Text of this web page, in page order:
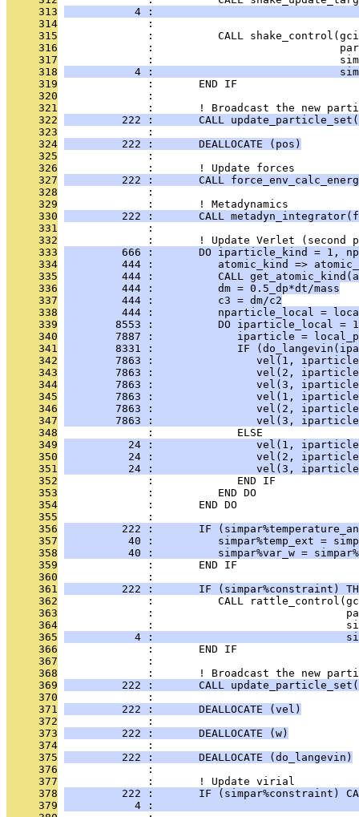
     313
4 :
     314
              :
     315
:          CALL
     316
:
     317
:
     318
4 :
     319
              :       END IF
     320
              :
     321
:       ! Broadcast the new
     322
222 :       CALL
     323
              :
     324
         222 :       DEALLOCATE (pos)
     325
              :
     326
              :       ! Update forces
     327
222 :       CALL
     328
              :
     329
              :       ! Metadynamics
     330
222 :       CALL
     331
              :
     332
:       ! Update Verlet (second
     333
666 :       DO iparticle_kind = 1,
     334
444 :          atomic_kind =>
     335
444 :          CALL
     336
         444 :          dm = 0.5_dp*dt/mass
     337
         444 :          c3 = dm/c2
     338
444 :          nparticle_local =
     339
8553 :          DO iparticle_local =
     340
7887 :             iparticle =
     341
8331 :             IF
     342
7863 :                vel(1,
     343
7863 :                vel(2,
     344
7863 :                vel(3,
     345
7863 :                vel(1,
     346
7863 :                vel(2,
     347
7863 :                vel(3,
     348
              :             ELSE
     349
24 :                vel(1,
     350
24 :                vel(2,
     351
24 :                vel(3,
     352
              :             END IF
     353
              :          END DO
     354
              :       END DO
     355
              :
     356
222 :       IF
     357
40 :          simpar%temp_ext =
     358
40 :          simpar%var_w =
     359
              :       END IF
     360
              :
     361
222 :       IF (simpar%constraint)
     362
:          CALL
     363
:
     364
:
     365
4 :
     366
              :       END IF
     367
              :
     368
:       ! Broadcast the new
     369
222 :       CALL
     370
              :
     371
         222 :       DEALLOCATE (vel)
     372
              :
     373
         222 :       DEALLOCATE (w)
     374
              :
     375
         222 :       DEALLOCATE (do_langevin)
     376
              :
     377
              :       ! Update virial
     378
222 :       IF (simpar%constraint)
     379
4 :